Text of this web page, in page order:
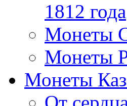
1812 года
Монеты
Монеты
Монеты